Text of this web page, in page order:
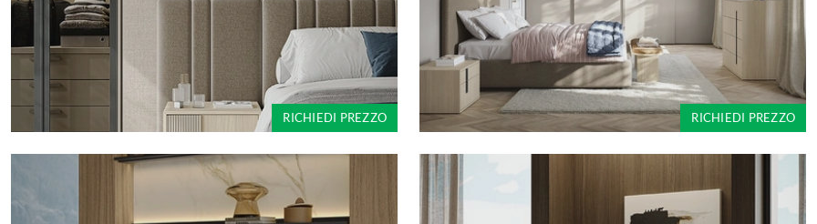
RICHIEDI PREZZO RICHIEDI PREZZO